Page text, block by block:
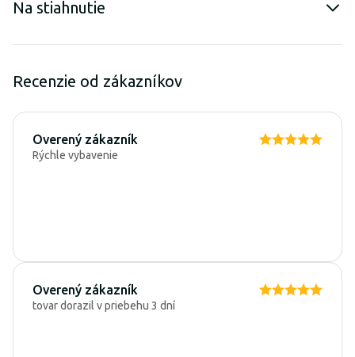
Na stiahnutie
Recenzie od zákazníkov
Overený zákazník
Rýchle vybavenie
Overený zákazník
tovar dorazil v priebehu 3 dní